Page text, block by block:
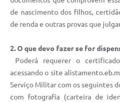
de nascimento dos filhos,
de renda e outras provas que
2. O que devo fazer se for
Poderá requerer o
acessando o site
Serviço Militar com os seguintes
com fotografia (carteira de